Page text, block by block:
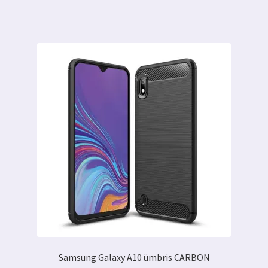
Samsung Galaxy A10 ümbris CARBON